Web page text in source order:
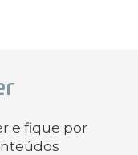
e fique por